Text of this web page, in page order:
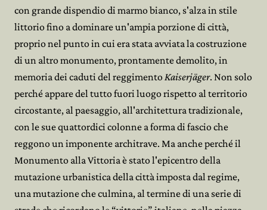
con grande dispendio di marmo bianco, s'alza in stile
littorio fino a dominare un'ampia porzione di città,
proprio nel punto in cui era stata avviata la costruzione
di un altro monumento, prontamente demolito, in
memoria dei caduti del reggimentoKaiserjäger. Non solo
perché appare del tutto fuori luogo rispetto al territorio
circostante, al paesaggio, all'architettura tradizionale,
con le sue quattordici colonne a forma di fascio che
reggono un imponente architrave. Ma anche perché il
Monumento alla Vittoria è stato l'epicentro della
mutazione urbanistica della città imposta dal regime,
una mutazione che culmina, al termine di una serie di